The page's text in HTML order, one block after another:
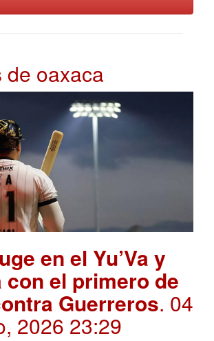
de oaxaca
en el Yu’Va y
con el primero de
Guerreros. 04
2026 23:29